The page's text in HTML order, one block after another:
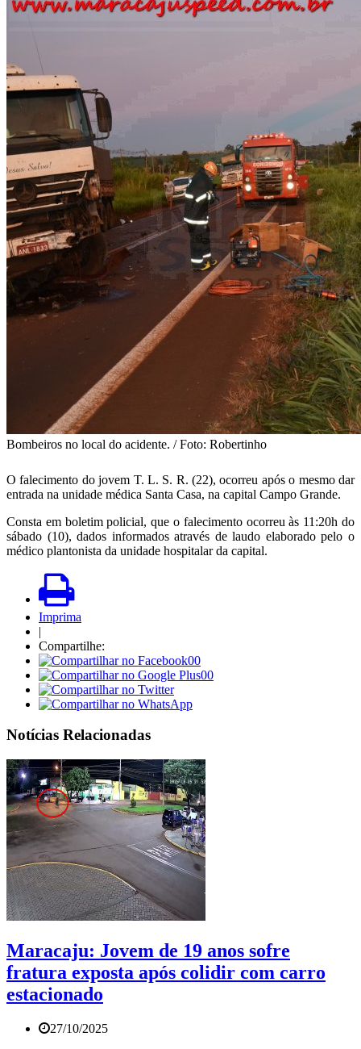
Bombeiros no local do acidente. / Foto: Robertinho
O falecimento do jovem T. L. S. R. (22), ocorreu após o mesmo dar
entrada na unidade médica Santa Casa, na capital Campo Grande.
Consta em boletim policial, que o falecimento ocorreu às 11:20h do
sábado (10), dados informados através de laudo elaborado pelo o
médico plantonista da unidade hospitalar da capital.
Imprima
|
Compartilhe:
00
00
Notícias Relacionadas
Maracaju: Jovem de 19 anos sofre
fratura exposta após colidir com carro
estacionado
27/10/2025